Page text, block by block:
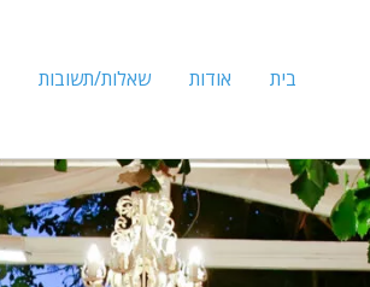
בית
אודות שאלות/תשובות